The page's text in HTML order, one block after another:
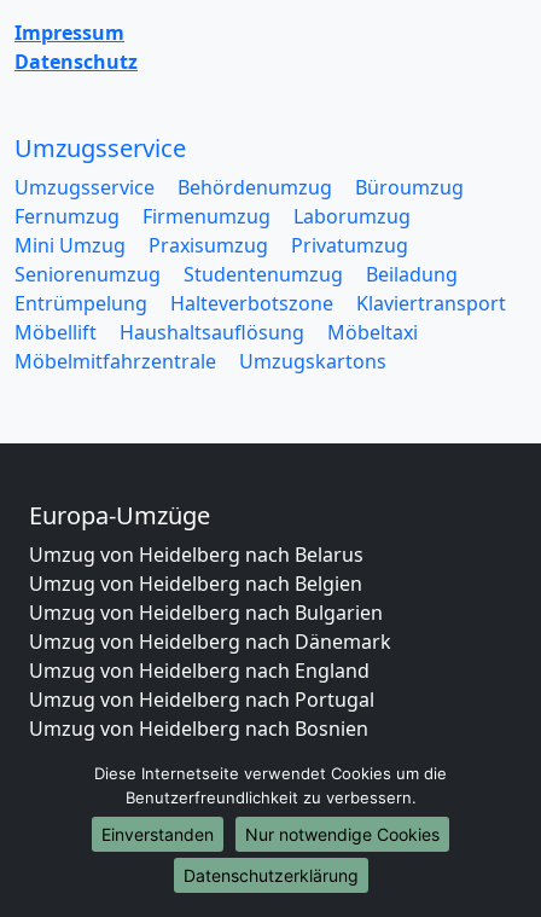
Impressum
Datenschutz
Umzugsservice
Umzugsservice Behördenumzug
Büroumzug
Fernumzug
Firmenumzug
Laborumzug
Mini Umzug
Praxisumzug
Privatumzug
Seniorenumzug
Studentenumzug
Beiladung
Entrümpelung
Halteverbotszone
Klaviertransport
Möbellift
Haushaltsauflösung
Möbeltaxi
Möbelmitfahrzentrale
Umzugskartons
Europa-Umzüge
Umzug von Heidelberg nach Belarus
Umzug von Heidelberg nach Belgien
Umzug von Heidelberg nach Bulgarien
Umzug von Heidelberg nach Dänemark
Umzug von Heidelberg nach England
Umzug von Heidelberg nach Portugal
Umzug von Heidelberg nach Bosnien
Umzug von Heidelberg nach Irland
Umzug von Heidelberg nach Lettland
Umzug von Heidelberg nach Zypern
Umzug von Heidelberg nach Kroatien
Diese Internetseite verwendet Cookies um die
Benutzerfreundlichkeit zu verbessern.
Einverstanden
Nur notwendige Cookies
Datenschutzerklärung